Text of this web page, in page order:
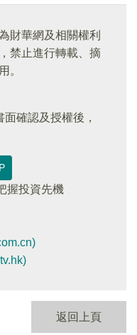
財華網及相關權利
禁止進行轉載、摘
。
面確認及授權後，
握投資先機
返回上頁